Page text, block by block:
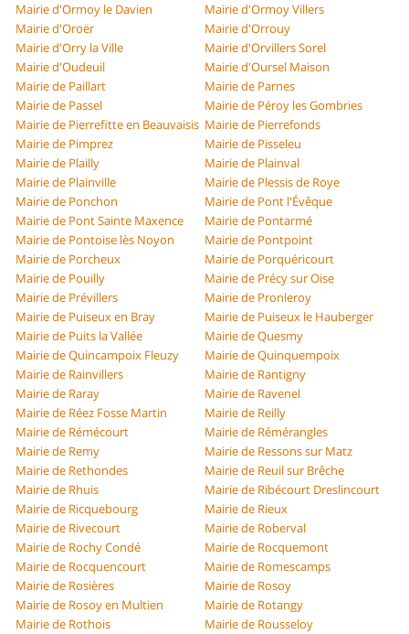
Mairie d'Ormoy le Davien
Mairie d'Ormoy Villers
Mairie d'Oroër
Mairie d'Orrouy
Mairie d'Orry la Ville
Mairie d'Orvillers Sorel
Mairie d'Oudeuil
Mairie d'Oursel Maison
Mairie de Paillart
Mairie de Parnes
Mairie de Passel
Mairie de Péroy les Gombries
Mairie de Pierrefitte en Beauvaisis Mairie de Pierrefonds
Mairie de Pimprez
Mairie de Pisseleu
Mairie de Plailly
Mairie de Plainval
Mairie de Plainville
Mairie de Plessis de Roye
Mairie de Ponchon
Mairie de Pont l'Évêque
Mairie de Pont Sainte Maxence
Mairie de Pontarmé
Mairie de Pontoise lès Noyon
Mairie de Pontpoint
Mairie de Porcheux
Mairie de Porquéricourt
Mairie de Pouilly
Mairie de Précy sur Oise
Mairie de Prévillers
Mairie de Pronleroy
Mairie de Puiseux en Bray
Mairie de Puiseux le Hauberger
Mairie de Puits la Vallée
Mairie de Quesmy
Mairie de Quincampoix Fleuzy
Mairie de Quinquempoix
Mairie de Rainvillers
Mairie de Rantigny
Mairie de Raray
Mairie de Ravenel
Mairie de Réez Fosse Martin
Mairie de Reilly
Mairie de Rémécourt
Mairie de Rémérangles
Mairie de Remy
Mairie de Ressons sur Matz
Mairie de Rethondes
Mairie de Reuil sur Brêche
Mairie de Rhuis
Mairie de Ribécourt Dreslincourt
Mairie de Ricquebourg
Mairie de Rieux
Mairie de Rivecourt
Mairie de Roberval
Mairie de Rochy Condé
Mairie de Rocquemont
Mairie de Rocquencourt
Mairie de Romescamps
Mairie de Rosières
Mairie de Rosoy
Mairie de Rosoy en Multien
Mairie de Rotangy
Mairie de Rothois
Mairie de Rousseloy